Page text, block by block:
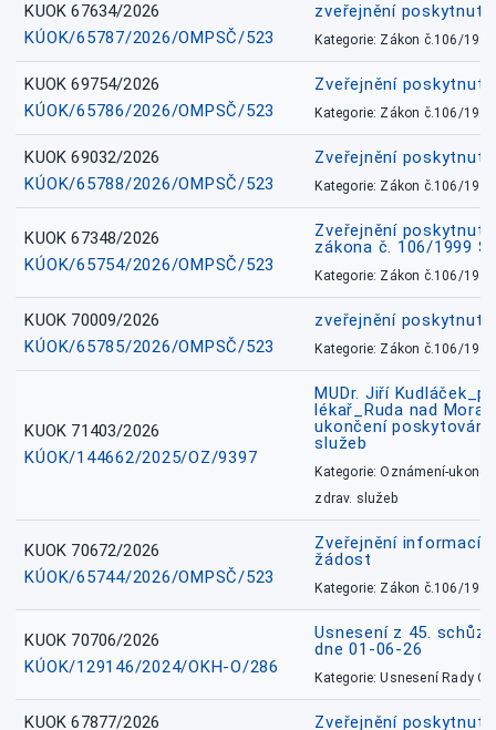
KUOK 67634/2026
KÚOK/65787/2026/OMPSČ/523
zveřejnění
Kategorie: Zákon č.106/1999
KUOK 69754/2026
KÚOK/65786/2026/OMPSČ/523
Zveřejnění
Kategorie: Zákon č.106/1999
KUOK 69032/2026
KÚOK/65788/2026/OMPSČ/523
Zveřejnění
Kategorie: Zákon č.106/1999
KUOK 67348/2026
KÚOK/65754/2026/OMPSČ/523
Zveřejnění
zákona č. 106/1999
Kategorie: Zákon č.106/1999
KUOK 70009/2026
KÚOK/65785/2026/OMPSČ/523
zveřejnění
Kategorie: Zákon č.106/1999
KUOK 71403/2026
KÚOK/144662/2025/OZ/9397
MUDr. Jiří
lékař_Ruda nad
ukončení
služeb
Kategorie: Oznámení-
zdrav. služeb
KUOK 70672/2026
KÚOK/65744/2026/OMPSČ/523
Zveřejnění informací
žádost
Kategorie: Zákon č.106/1999
KUOK 70706/2026
KÚOK/129146/2024/OKH-O/286
Usnesení z 45.
dne 01-06-26
Kategorie: Usnesení Rady
KUOK 67877/2026
Zveřejnění